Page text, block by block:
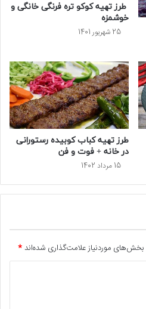
طرز تهیه کوکو تره فرنگی خانگی و
خوشمزه
25 شهریور 1401
طرز تهیه کباب کوبیده رستورانی
در خانه + فوت و فن
15 مرداد 1402
بخش‌های موردنیاز علامت‌گذاری شده‌اند*